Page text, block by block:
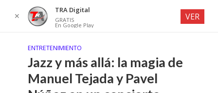
ENTRETENIMIENTO
Jazz y más allá: la magia de
Manuel Tejada y Pavel
✕
TRA Digital
GRATIS
En Google Play
VER